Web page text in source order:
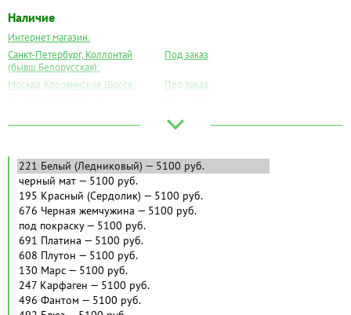
Наличие
Интернет магазин:
Санкт-Петербург, Коллонтай
(бывш.Белорусская):
Под заказ
Москва, Коровинское Шоссе:
Под заказ
Под заказ
Нальчик:
Самара:
Под заказ
Тверь:
Под заказ
Тюмень:
Под заказ
Челябинск: